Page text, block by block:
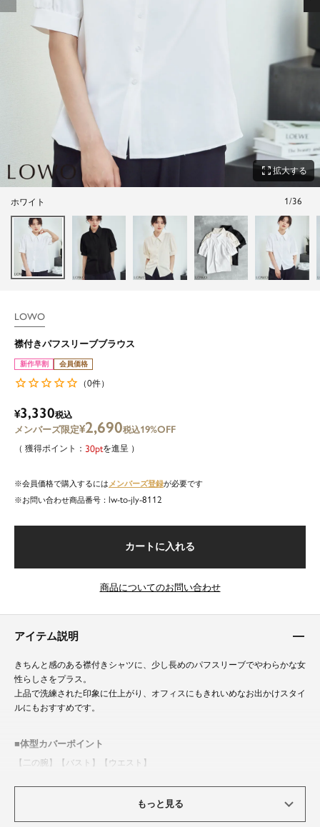
zoom_out_map拡大する
ホワイト 1/36
LOWO
襟付きパフスリーブブラウス
新作早割 会員価格
（0件）
¥3,330税込
¥2,690税込19%OFF
30 を進呈
会員価格で購入するには メンバーズ登録が必要です
商品番号
lw-to-jly-8112
カートに入れる
商品についてのお問い合わせ
アイテム説明
きちんと感のある襟付きシャツに、少し長めのパフスリーブでやわらかな女
性らしさをプラス。
上品で洗練された印象に仕上がり、オフィスにもきれいめなお出かけスタイ
ルにもおすすめです。
体型カバーポイント
【二の腕】【バスト】【ウエスト】
身体のラインを拾いすぎないシルエットで、胸まわりやお腹まわりも自然に
カバーしながら上品に着こなせます。
もっと見る